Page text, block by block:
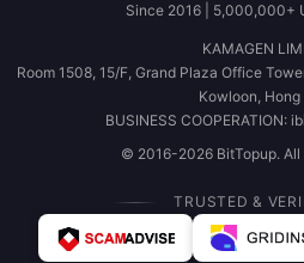
Since 2016 | 5,000,000+
KAMAGEN
Room 1508, 15/F, Grand Plaza Office
Kowloon, Hong
BUSINESS COOPERATION:
© 2016-2026 BitTopup. All
TRUSTED &